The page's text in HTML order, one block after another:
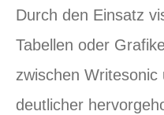
Durch den Einsatz
Tabellen oder
zwischen Writesonic
deutlicher